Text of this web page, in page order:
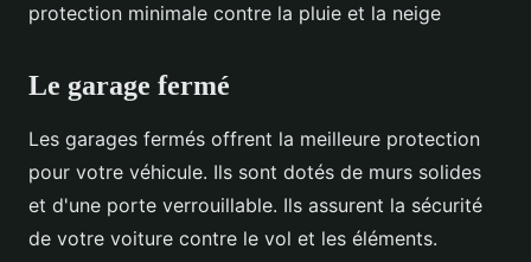
protection minimale contre la pluie et la neige
Le garage fermé
Les garages fermés offrent la meilleure protection
pour votre véhicule. Ils sont dotés de murs solides
et d'une porte verrouillable. Ils assurent la sécurité
de votre voiture contre le vol et les éléments.